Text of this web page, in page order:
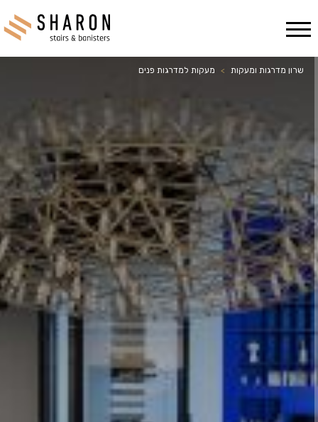
Skip
שרון מדרגות ומעקות > מעקות למדרגות פנים